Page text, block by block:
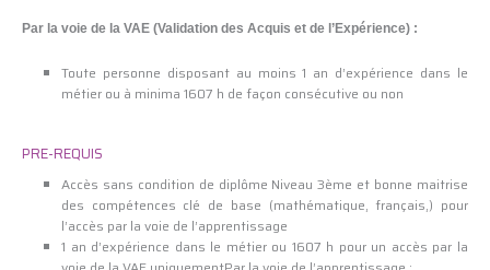
Par la voie de la VAE (Validation des Acquis et de l’Expérience) :
Toute personne disposant au moins 1 an d’expérience dans le
métier ou à minima 1607 h de façon consécutive ou non
PRE-REQUIS
Accès sans condition de diplôme Niveau 3ème et bonne maitrise
des compétences clé de base (mathématique, français,) pour
l’accès par la voie de l’apprentissage
1 an d’expérience dans le métier ou 1607 h pour un accès par la